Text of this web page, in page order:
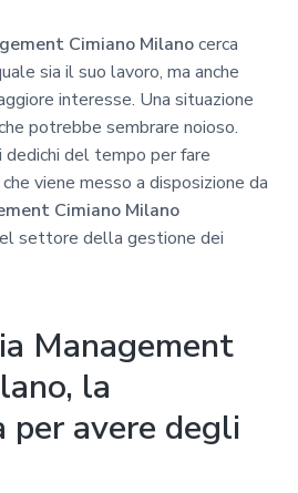
Cimiano Milanocerca
sia il suo lavoro, ma anche
interesse. Una situazione
potrebbe sembrare noioso.
dedichi del tempo per fare
viene messo a disposizione da
Cimiano Milano
settore della gestione dei
Management
la
avere degli